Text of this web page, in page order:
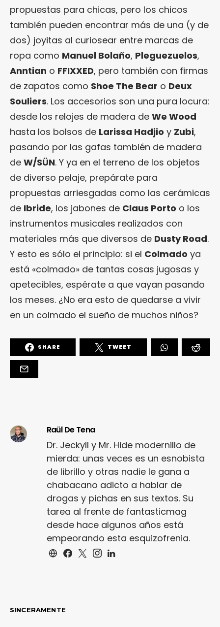
propuestas para chicas, pero los chicos
también pueden encontrar más de una (y de
dos) joyitas al curiosear entre marcas de
ropa como Manuel Bolaño, Pleguezuelos,
Anntian o FFIXXED, pero también con firmas
de zapatos como Shoe The Bear o Deux
Souliers. Los accesorios son una pura locura:
desde los relojes de madera de We Wood
hasta los bolsos de Larissa Hadjio y Zubi,
pasando por las gafas también de madera
de W/SÜN. Y ya en el terreno de los objetos
de diverso pelaje, prepárate para
propuestas arriesgadas como las cerámicas
de Ibride, los jabones de Claus Porto o los
instrumentos musicales realizados con
materiales más que diversos de Dusty Road.
Y esto es sólo el principio: si el Colmado ya
está «colmado» de tantas cosas jugosas y
apetecibles, espérate a que vayan pasando
los meses. ¿No era esto de quedarse a vivir
en un colmado el sueño de muchos niños?
SHARE TWEET
Raül De Tena
Dr. Jeckyll y Mr. Hide modernillo de
mierda: unas veces es un esnobista
de librillo y otras nadie le gana a
chabacano adicto a hablar de
drogas y pichas en sus textos. Su
tarea al frente de fantasticmag
desde hace algunos años está
empeorando esta esquizofrenia.
SINCERAMENTE